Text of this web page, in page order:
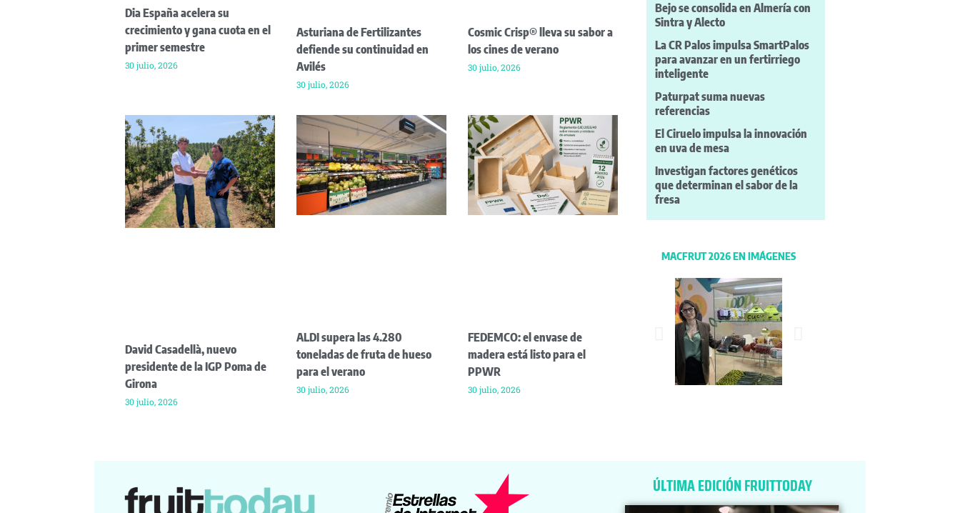
Dia España acelera su
crecimiento y gana cuota en el
primer semestre
30 julio, 2026
Asturiana de Fertilizantes
defiende su continuidad en
Avilés
30 julio, 2026
Cosmic Crisp® lleva su sabor a
los cines de verano
30 julio, 2026
David Casadellà, nuevo
presidente de la IGP Poma de
Girona
30 julio, 2026
ALDI supera las 4.280
toneladas de fruta de hueso
para el verano
30 julio, 2026
FEDEMCO: el envase de
madera está listo para el
PPWR
30 julio, 2026
Bejo se consolida en Almería con
Sintra y Alecto
La CR Palos impulsa SmartPalos
para avanzar en un fertirriego
inteligente
Paturpat suma nuevas
referencias
El Ciruelo impulsa la innovación
en uva de mesa
Investigan factores genéticos
que determinan el sabor de la
fresa
MACFRUT 2026 EN IMÁGENES
ÚLTIMA EDICIÓN FRUITTODAY